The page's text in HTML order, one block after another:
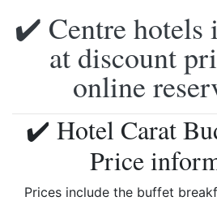
✔️ Centre hotels
at discount
online
✔️ Hotel Carat
Price
Prices include the buffet